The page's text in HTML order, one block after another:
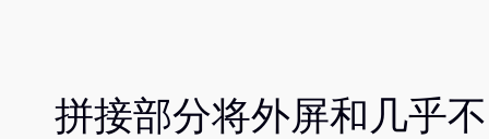
拼接部分将外屏和几乎